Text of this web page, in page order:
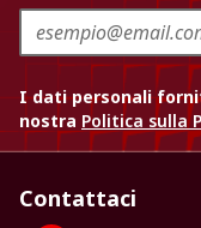
I dati personali
nostra Politica sulla
Contattaci